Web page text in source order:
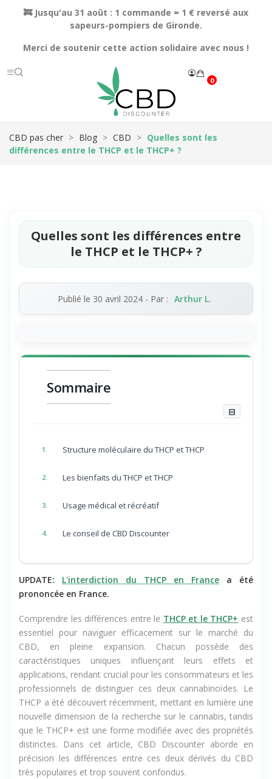
🚒 Jusqu'au 31 août : 1 commande = 1 € reversé aux
sapeurs-pompiers de Gironde.
Merci de soutenir cette action solidaire avec nous !
0
CBD pas cher Blog CBD
Quelles sont les
différences entre le THCP et le THCP+ ?
Quelles sont les différences entre
le THCP et le THCP+ ?
Publié le 30 avril 2024- Par : Arthur L.
Sommaire
⊟
1. Structure moléculaire du THCP et THCP
2. Les bienfaits du THCP et THCP
3. Usage médical et récréatif
4. Le conseil de CBD Discounter
UPDATE: L'interdiction du THCP en France a été
prononcée en France.
Comprendre les différences entre le THCP et le THCP+ est
essentiel pour naviguer efficacement sur le marché du
CBD, en pleine expansion. Chacun possède des
caractéristiques uniques influençant leurs effets et
applications, rendant crucial pour les consommateurs et les
professionnels de distinguer ces deux cannabinoïdes. Le
THCP a été découvert récemment, mettant en lumière une
nouvelle dimension de la recherche sur le cannabis, tandis
que le THCP+ est une forme modifiée avec des propriétés
distinctes. Dans cet article, CBD Discounter aborde en
précision les différences entre ces deux dérivés du CBD
très populaires et trop souvent confondus.